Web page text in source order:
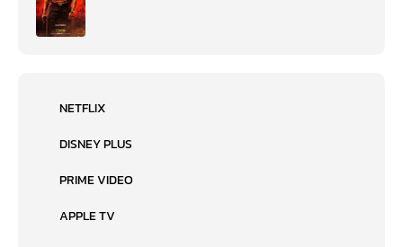
NETFLIX
DISNEY PLUS
PRIME VIDEO
APPLE TV